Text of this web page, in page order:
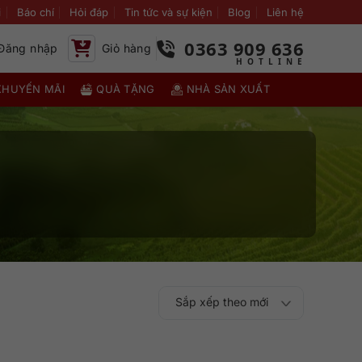
Báo chí Hỏi đáp Tin tức và sự kiện Blog Liên hệ
nhập Giỏ hàng 0363 909 636
MÃI QUÀ TẶNG NHÀ SẢN XUẤT
Sắp xếp theo
Sắp xếp theo mới